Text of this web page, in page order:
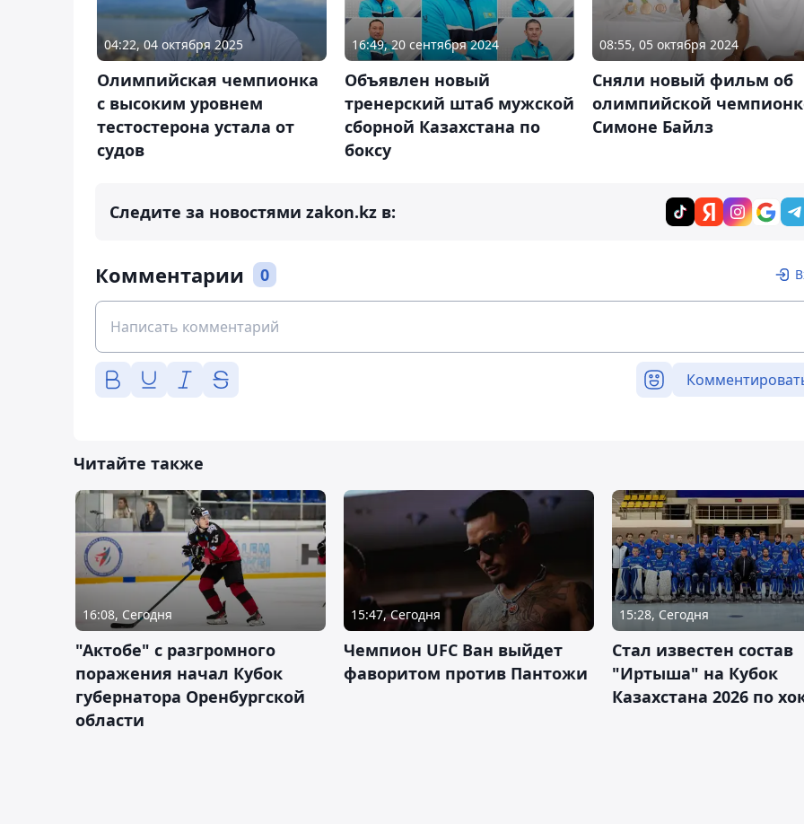
04:22, 04 октября 2025
Олимпийская чемпионка
с высоким уровнем
тестостерона устала от
судов
16:49, 20 сентября 2024
Объявлен новый
тренерский штаб мужской
сборной Казахстана по
боксу
08:55, 05 октября 2024
Сняли новый фильм об
олимпийской
Симоне Байлз
Следите за новостями zakon.kz в:
Комментарии 0
Читайте также
16:08, Сегодня
"Актобе" с разгромного
поражения начал Кубок
губернатора Оренбургской
области
15:47, Сегодня
Чемпион UFC Ван выйдет
фаворитом против Пантожи
15:28, Сегодня
Стал известен состав
"Иртыша" на Кубок
Казахстана 2026 по